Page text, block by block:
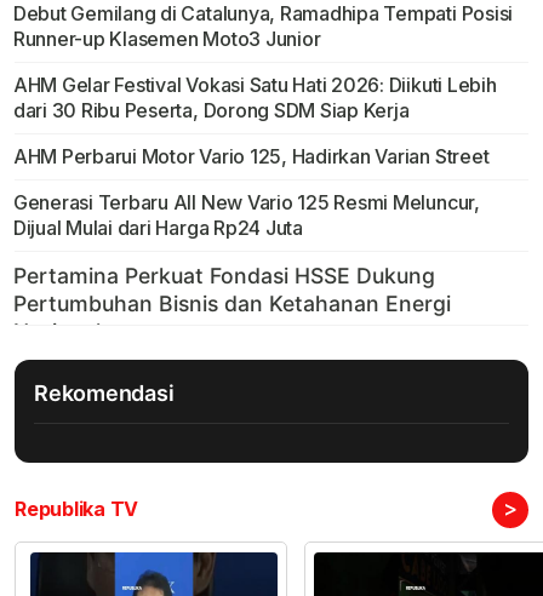
Debut Gemilang di Catalunya, Ramadhipa Tempati Posisi
Runner-up Klasemen Moto3 Junior
AHM Gelar Festival Vokasi Satu Hati 2026: Diikuti Lebih
dari 30 Ribu Peserta, Dorong SDM Siap Kerja
AHM Perbarui Motor Vario 125, Hadirkan Varian Street
Generasi Terbaru All New Vario 125 Resmi Meluncur,
Dijual Mulai dari Harga Rp24 Juta
Rekomendasi
Republika TV >